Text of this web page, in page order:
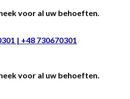
voor al uw behoeften.
| +48 730670301
voor al uw behoeften.